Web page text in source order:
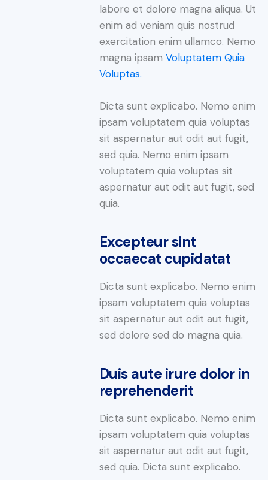
labore et dolore magna aliqua. Ut
enim ad veniam quis nostrud
exercitation enim ullamco. Nemo
magna ipsam Voluptatem Quia
Voluptas.
Dicta sunt explicabo. Nemo enim
ipsam voluptatem quia voluptas
sit aspernatur aut odit aut fugit,
sed quia. Nemo enim ipsam
voluptatem quia voluptas sit
aspernatur aut odit aut fugit, sed
quia.
Excepteur sint
occaecat cupidatat
Dicta sunt explicabo. Nemo enim
ipsam voluptatem quia voluptas
sit aspernatur aut odit aut fugit,
sed dolore sed do magna quia.
Duis aute irure dolor in
reprehenderit
Dicta sunt explicabo. Nemo enim
ipsam voluptatem quia voluptas
sit aspernatur aut odit aut fugit,
sed quia. Dicta sunt explicabo.